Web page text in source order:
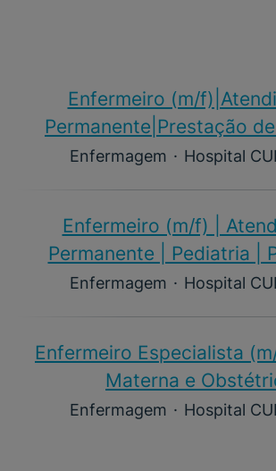
Enfermeiro (m/
Permanente|Prestação
Enfermagem · Hospital
Enfermeiro (m/f)​ |
Permanente | Pediatria |
Enfermagem · Hospital
Enfermeiro Especialista
Materna e
Enfermagem · Hospital